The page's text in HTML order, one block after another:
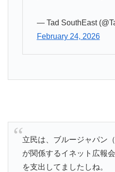
— Tad SouthEast
February 24, 2026
立民は、ブルージャパン
が関係するイネット広報
を支出してましたしね。